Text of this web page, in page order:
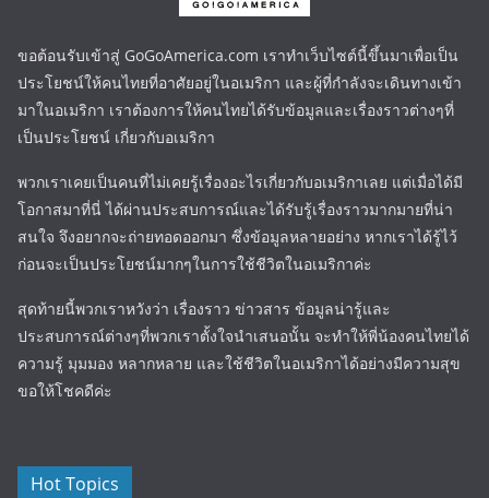
ขอต้อนรับเข้าสู่ GoGoAmerica.com เราทำเว็บไซต์นี้ขึ้นมาเพื่อเป็น
ประโยชน์ให้คนไทยที่อาศัยอยู่ในอเมริกา และผู้ที่กำลังจะเดินทางเข้า
มาในอเมริกา เราต้องการให้คนไทยได้รับข้อมูลและเรื่องราวต่างๆที่
เป็นประโยชน์ เกี่ยวกับอเมริกา
พวกเราเคยเป็นคนที่ไม่เคยรู้เรื่องอะไรเกี่ยวกับอเมริกาเลย แต่เมื่อได้มี
โอกาสมาที่นี่ ได้ผ่านประสบการณ์และได้รับรู้เรื่องราวมากมายที่น่า
สนใจ จึงอยากจะถ่ายทอดออกมา ซึ่งข้อมูลหลายอย่าง หากเราได้รู้ไว้
ก่อนจะเป็นประโยชน์มากๆในการใช้ชีวิตในอเมริกาค่ะ
สุดท้ายนี้พวกเราหวังว่า เรื่องราว ข่าวสาร ข้อมูลน่ารู้และ
ประสบการณ์ต่างๆที่พวกเราตั้งใจนำเสนอนั้น จะทำให้พี่น้องคนไทยได้
ความรู้ มุมมอง หลากหลาย และใช้ชีวิตในอเมริกาได้อย่างมีความสุข
ขอให้โชคดีค่ะ
Hot Topics